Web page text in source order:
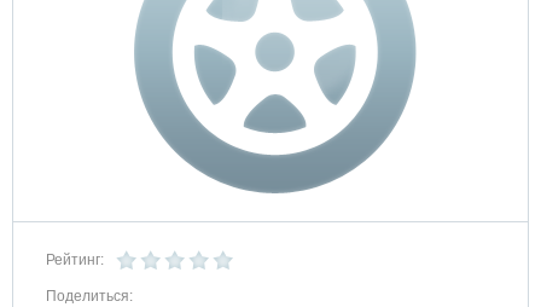
Рейтинг:
Поделиться: